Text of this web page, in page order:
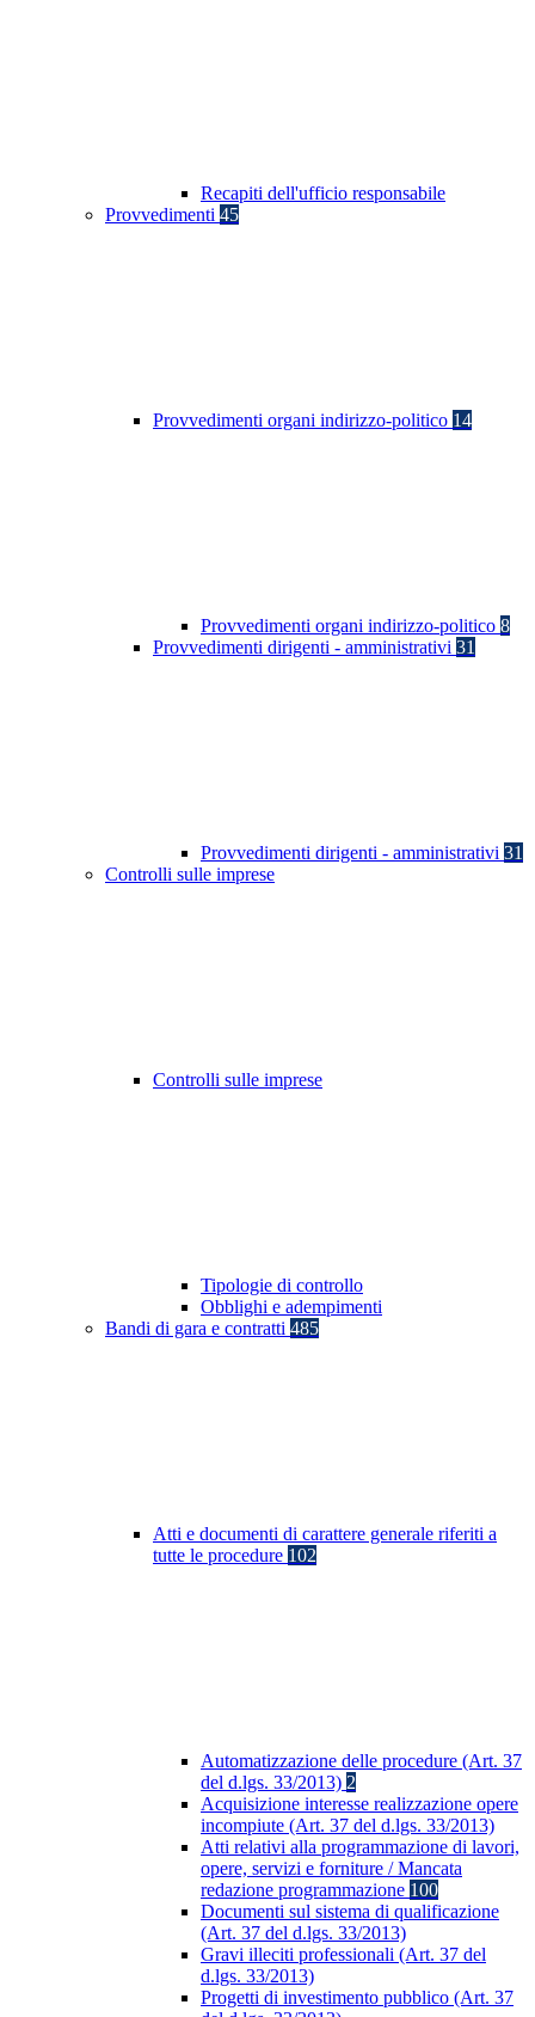
Recapiti dell'ufficio responsabile
Provvedimenti 45
Provvedimenti organi indirizzo-politico 14
Provvedimenti organi indirizzo-politico 8
Provvedimenti dirigenti - amministrativi 31
Provvedimenti dirigenti - amministrativi 31
Controlli sulle imprese
Controlli sulle imprese
Tipologie di controllo
Obblighi e adempimenti
Bandi di gara e contratti 485
Atti e documenti di carattere generale riferiti a
tutte le procedure 102
Automatizzazione delle procedure (Art. 37
del d.lgs. 33/2013) 2
Acquisizione interesse realizzazione opere
incompiute (Art. 37 del d.lgs. 33/2013)
Atti relativi alla programmazione di lavori,
opere, servizi e forniture / Mancata
redazione programmazione 100
Documenti sul sistema di qualificazione
(Art. 37 del d.lgs. 33/2013)
Gravi illeciti professionali (Art. 37 del
d.lgs. 33/2013)
Progetti di investimento pubblico (Art. 37